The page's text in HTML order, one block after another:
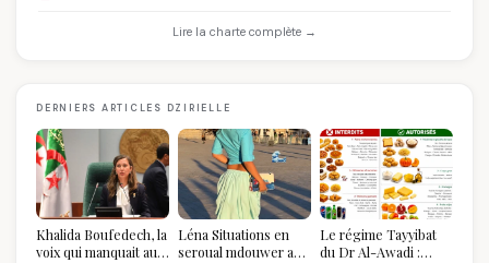
Lire la charte complète →
DERNIERS ARTICLES DZIRIELLE
Khalida Boufedech, la
voix qui manquait au
Léna Situations en
seroual mdouwer au
Le régime Tayyibat
du Dr Al-Awadi :